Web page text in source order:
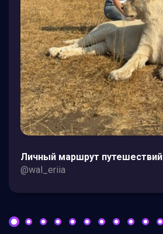
Личный маршрут путешествий
@wal_eriia